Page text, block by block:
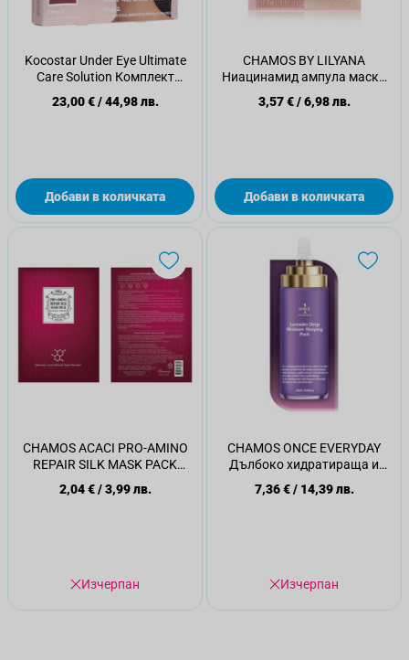
Kocostar Under Eye Ultimate
Care Solution Комплект
23,00 €/44,98 лв.
Добави в количката
CHAMOS BY LILYANA
Ниацинамид ампула маска
23мл.
3,57 €/6,98 лв.
Добави в количката
CHAMOS ACACI PRO-AMINO
REPAIR SILK MASK PACK
2,04 €/3,99 лв.
Изчерпан
CHAMOS ONCE EVERYDAY
Дълбоко хидратираща и
Лавандула, 25 мл
7,36 €/ 14,39 лв.
Изчерпан